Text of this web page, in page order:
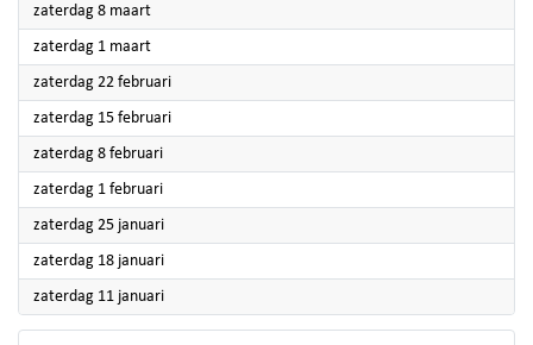
zaterdag 8 maart2025
zaterdag 1 maart2025
zaterdag 22 februari2025
zaterdag 15 februari2025
zaterdag 8 februari2025
zaterdag 1 februari2025
zaterdag 25 januari2025
zaterdag 18 januari2025
zaterdag 11 januari2025